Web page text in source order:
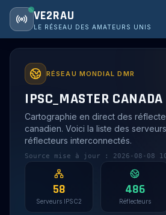
VE2RAU
LE RÉSEAU DES AMATEURS UNIS
IPSC2 Master Canada —
RÉSEAU MONDIAL DMR
IPSC_MASTER CANADA
Cartographie en direct des
canadien. Voici la liste des
réflecteurs interconnectés.
Source mise à jour : 2026-08-08
58
Serveurs IPSC2
486
Réflecteurs